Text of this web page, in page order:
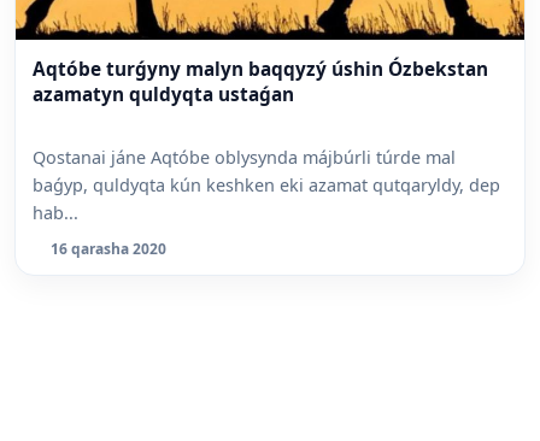
Aqtóbe turǵyny malyn baqqyzý úshin Ózbekstan
azamatyn quldyqta ustaǵan
Qostanai jáne Aqtóbe oblysynda májbúrli túrde mal
baǵyp, quldyqta kún keshken eki azamat qutqaryldy, dep
hab...
16 qarasha 2020